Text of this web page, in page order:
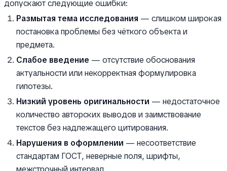
допускают следующие ошибки:
Размытая тема исследования — слишком широкая
постановка проблемы без чёткого объекта и
предмета.
Слабое введение — отсутствие обоснования
актуальности или некорректная формулировка
гипотезы.
Низкий уровень оригинальности — недостаточное
количество авторских выводов и заимствование
текстов без надлежащего цитирования.
Нарушения в оформлении — несоответствие
стандартам ГОСТ, неверные поля, шрифты,